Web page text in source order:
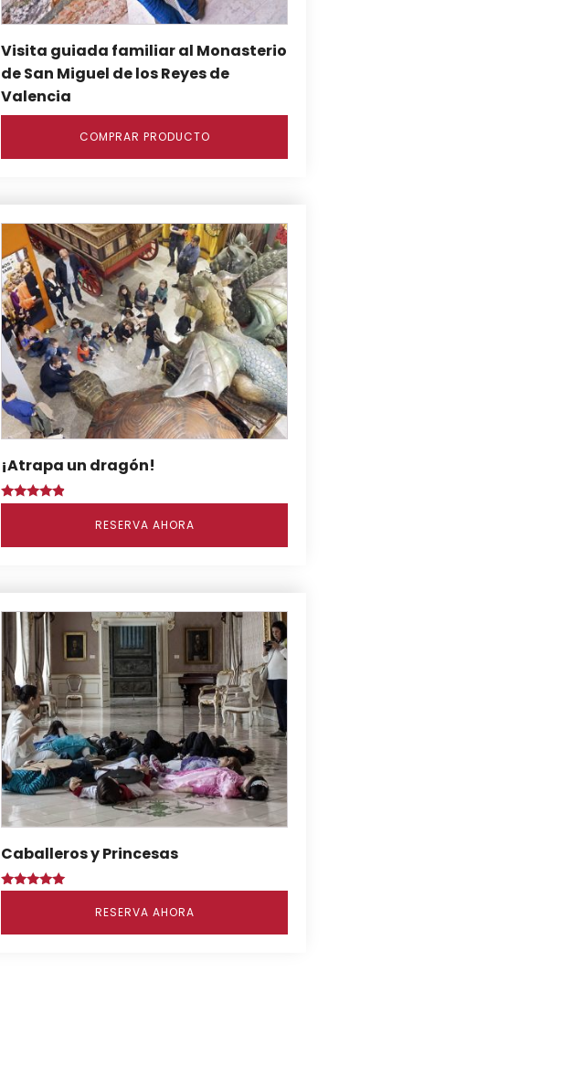
Visita guiada familiar al Monasterio
de San Miguel de los Reyes de
Valencia
COMPRAR PRODUCTO
¡Atrapa un dragón!
de 5
RESERVA AHORA
Caballeros y Princesas
de 5
RESERVA AHORA